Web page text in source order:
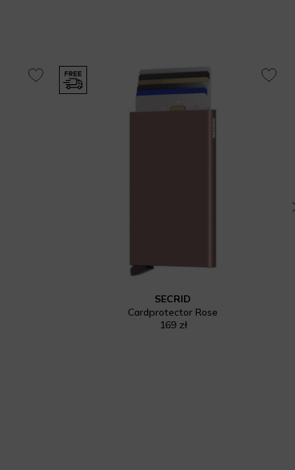
SECRID
Cardprotector Rose
169 zł